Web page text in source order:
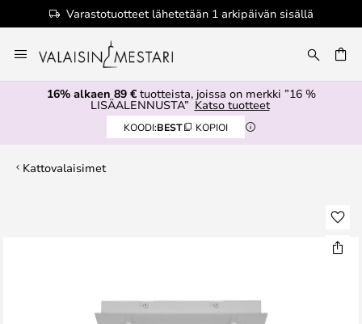
Varastotuotteet lähetetään 1 arkipäivän sisällä
to
Content
16% alkaen 89 €tuotteista, joissa on merkki ”16 %
LISÄALENNUSTA” Katso tuotteet
KOODI:BEST KOPIOI
Kattovalaisimet